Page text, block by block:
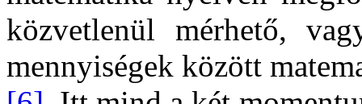
közvetlenül mérhető,
mennyiségek között